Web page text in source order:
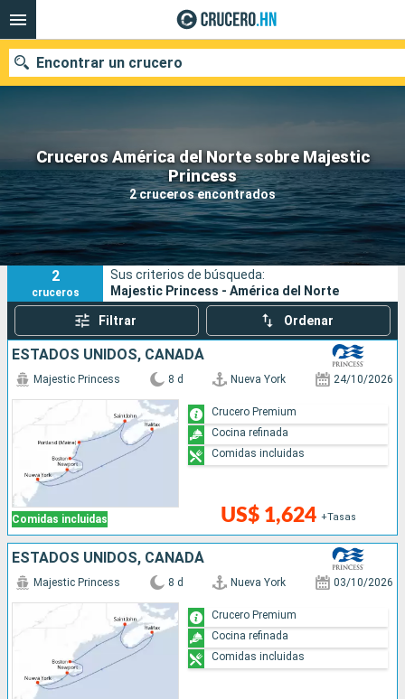
Cruceros América del Norte sobre Majestic
Princess
2 cruceros encontrados
Encontrar un crucero
Nuestros destinos
Fecha de salida
Puertos Compañías
Buscar
2
cruceros
Sus criterios de búsqueda:
Majestic Princess - América del Norte
Filtrar Ordenar
ESTADOS UNIDOS, CANADÁ
Comidas incluidas
Majestic Princess 8 d Nueva York 24/10/2026
US$ 1,624 +Tasas
Crucero Premium
Cocina refinada
Comidas incluidas
ESTADOS UNIDOS, CANADÁ
Majestic Princess 8 d Nueva York 03/10/2026
Crucero Premium
Cocina refinada
Comidas incluidas